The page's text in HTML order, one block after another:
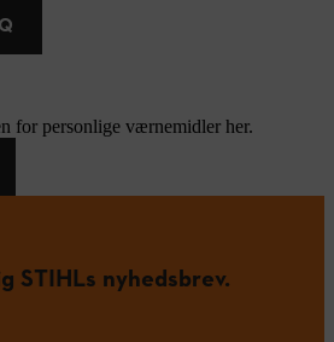
for personlige værnemidler her.
STIHLs nyhedsbrev.